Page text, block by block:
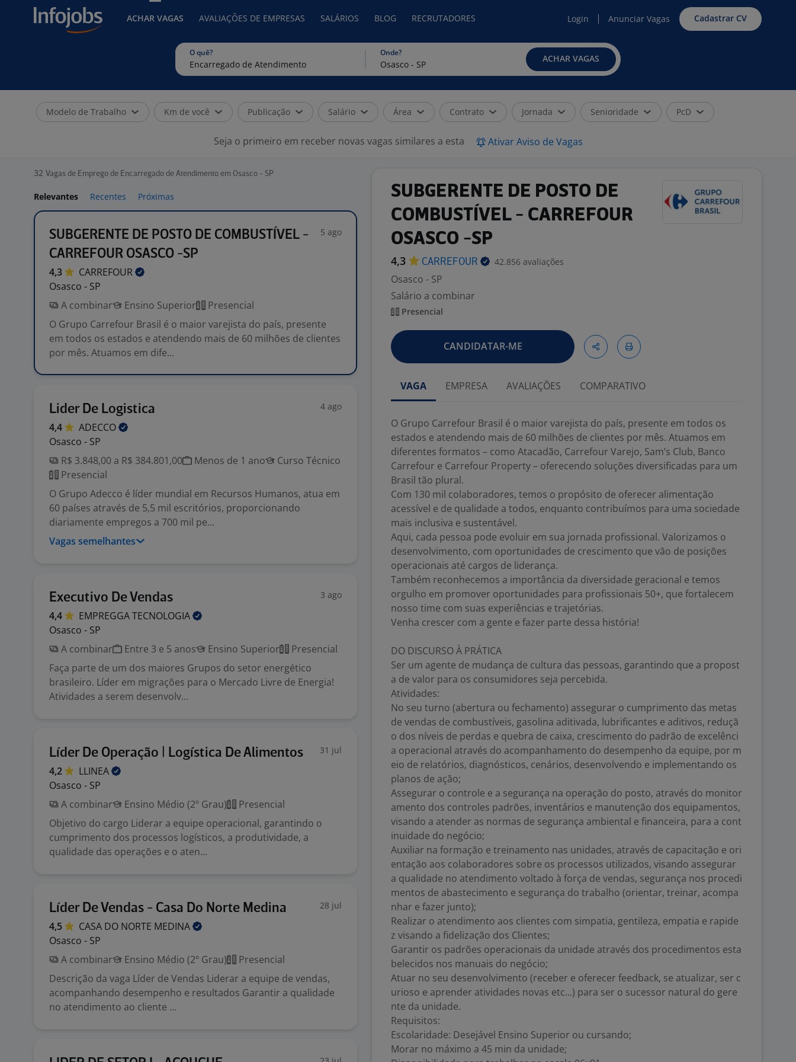
ACHAR VAGAS AVALIAÇÕES DE EMPRESAS SALÁRIOS BLOG RECRUTADORES Login Anunciar Vagas Cadastrar CV
O quê? Onde?
ACHAR VAGAS
Modelo de Trabalho Km de você Publicação Salário Área Contrato Jornada Senioridade PcD
Seja o primeiro em receber novas vagas similares a esta Ativar Aviso de Vagas
32 Vagas de Emprego de Encarregado de Atendimento em Osasco - SP
Relevantes Recentes Próximas
SUBGERENTE DE POSTO DE COMBUSTÍVEL -
CARREFOUR OSASCO -SP
5 ago
4,3
CARREFOUR
Osasco - SP
A combinar
Ensino Superior
Presencial
O Grupo Carrefour Brasil é o maior varejista do país, presente
em todos os estados e atendendo mais de 60 milhões de clientes
por mês. Atuamos em dife...
Lider De Logistica 4 ago
4,4
ADECCO
Osasco - SP
R$ 3.848,00 a R$ 384.801,00
Menos de 1 ano
Curso Técnico
Presencial
O Grupo Adecco é líder mundial em Recursos Humanos, atua em
60 países através de 5,5 mil escritórios, proporcionando
diariamente empregos a 700 mil pe...
Vagas semelhantes
Executivo De Vendas 3 ago
4,4 EMPREGGATECNOLOGIA
Osasco - SP
A combinar
Entre 3 e 5 anos Ensino Superior
Presencial
Faça parte de um dos maiores Grupos do setor energético
brasileiro. Líder em migrações para o Mercado Livre de Energia!
Atividades a serem desenvolv...
Líder De Operação | Logística De Alimentos 31 jul
4,2
LLINEA
Osasco - SP
A combinar
Ensino Médio (2º Grau)
Presencial
Objetivo do cargo Liderar a equipe operacional, garantindo o
cumprimento dos processos logísticos, a produtividade, a
qualidade das operações e o aten...
Líder De Vendas - Casa Do Norte Medina 28 jul
4,5 CASA DO NORTE MEDINA
Osasco - SP
A combinar
Ensino Médio (2º Grau)
Presencial
Descrição da vaga Líder de Vendas Liderar a equipe de vendas,
acompanhando desempenho e resultados Garantir a qualidade
no atendimento ao cliente ...
SUBGERENTE DE POSTO DE
COMBUSTÍVEL - CARREFOUR
OSASCO -SP
4,3 CARREFOUR 42.856 avaliações
Osasco - SP
Salário a combinar
Presencial
CANDIDATAR-ME
VAGA EMPRESA AVALIAÇÕES COMPARATIVO
O Grupo Carrefour Brasil é o maior varejista do país, presente em todos os
estados e atendendo mais de 60 milhões de clientes por mês. Atuamos em
diferentes formatos – como Atacadão, Carrefour Varejo, Sam’s Club, Banco
Carrefour e Carrefour Property – oferecendo soluções diversificadas para um
Brasil tão plural.
Com 130 mil colaboradores, temos o propósito de oferecer alimentação
acessível e de qualidade a todos, enquanto contribuímos para uma sociedade
mais inclusiva e sustentável.
Aqui, cada pessoa pode evoluir em sua jornada profissional. Valorizamos o
desenvolvimento, com oportunidades de crescimento que vão de posições
operacionais até cargos de liderança.
Também reconhecemos a importância da diversidade geracional e temos
orgulho em promover oportunidades para profissionais 50+, que fortalecem
nosso time com suas experiências e trajetórias.
Venha crescer com a gente e fazer parte dessa história!
DO DISCURSO À PRÁTICA
Ser um agente de mudança de cultura das pessoas, garantindo que a propost
a de valor para os consumidores seja percebida.
Atividades:
No seu turno (abertura ou fechamento) assegurar o cumprimento das metas
de vendas de combustíveis, gasolina aditivada, lubrificantes e aditivos, reduçã
o dos níveis de perdas e quebra de caixa, crescimento do padrão de excelênci
a operacional através do acompanhamento do desempenho da equipe, por m
eio de relatórios, diagnósticos, cenários, desenvolvendo e implementando os
planos de ação;
Assegurar o controle e a segurança na operação do posto, através do monitor
amento dos controles padrões, inventários e manutenção dos equipamentos,
visando a atender as normas de segurança ambiental e financeira, para a cont
inuidade do negócio;
Auxiliar na formação e treinamento nas unidades, através de capacitação e ori
entação aos colaboradores sobre os processos utilizados, visando assegurar
a qualidade no atendimento voltado à força de vendas, segurança nos procedi
mentos de abastecimento e segurança do trabalho (orientar, treinar, acompa
nhar e fazer junto);
Realizar o atendimento aos clientes com simpatia, gentileza, empatia e rapide
z visando a fidelização dos Clientes;
Garantir os padrões operacionais da unidade através dos procedimentos esta
belecidos nos manuais do negócio;
Atuar no seu desenvolvimento (receber e oferecer feedback, se atualizar, ser c
urioso e aprender atividades novas etc...) para ser o sucessor natural do gere
nte da unidade.
Requisitos:
Escolaridade: Desejável Ensino Superior ou cursando;
Morar no máximo a 45 min da unidade;